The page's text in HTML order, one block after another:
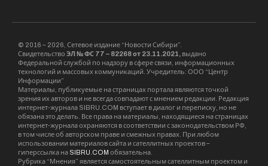
© 2016 – 2026, Сетевое издание “Новости Сибири”.
Свидетельство ЭЛ № ФС 77 – 82268 от 23.11.2021, выдано
Федеральной службой по надзору в сфере связи, информационных
технологий и массовых коммуникаций. Учредитель: ООО “Центр
Информации”
Материалы, публикуемые на страницах портала являются точкой
зрения их авторов и не всегда совпадают с мнением редакции. Редакция
интернет-журнала SIBRU.COM вступает в диалог и переписку, но не
обязана это делать. Все права на материалы, находящиеся на страницах
интернет-журнала охраняются в соответствии с законодательством РФ,
в том числе об авторском праве и смежных правах. При любом
использовании материалов сайта и сателлитных проектов –
гиперссылка на SIBRU.COM обязательна.
Рубрика “Мнения” является самостоятельным сателлитным проектом и